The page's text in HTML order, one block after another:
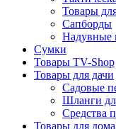
Товары
Сапборды
Надувные
Сумки
Товары TV-Shop
Товары для дачи
Садовые
Шланги
Средства
Товары для дома